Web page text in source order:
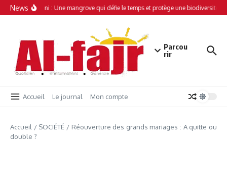
Aller au contenu
News
Simamboini : Une mangrove qui défie le temps et protège une biodiversité
Parcou
rir
Accueil Le journal Mon compte
Accueil / SOCIÉTÉ / Réouverture des grands mariages : A quitte ou
double ?